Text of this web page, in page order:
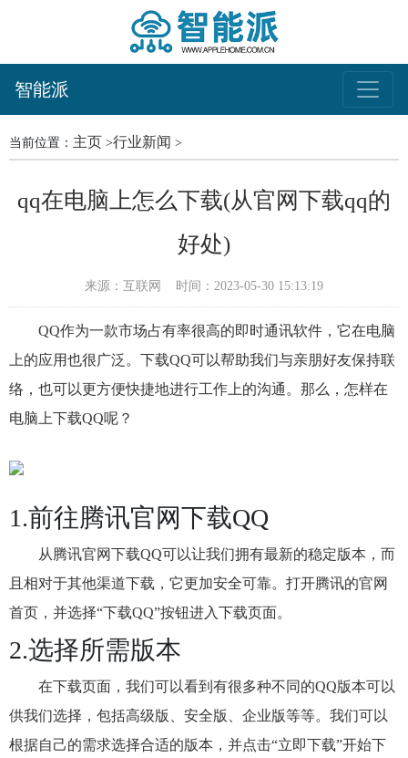
智能派
当前位置： 主页 >行业新闻 >
qq在电脑上怎么下载(从官网下载qq的
好处)
来源：互联网 时间：2023-05-30 15:13:19
QQ作为一款市场占有率很高的即时通讯软件，它在电脑
上的应用也很广泛。下载QQ可以帮助我们与亲朋好友保持联
络，也可以更方便快捷地进行工作上的沟通。那么，怎样在
电脑上下载QQ呢？
1.前往腾讯官网下载QQ
从腾讯官网下载QQ可以让我们拥有最新的稳定版本，而
且相对于其他渠道下载，它更加安全可靠。打开腾讯的官网
首页，并选择“下载QQ”按钮进入下载页面。
2.选择所需版本
在下载页面，我们可以看到有很多种不同的QQ版本可以
供我们选择，包括高级版、安全版、企业版等等。我们可以
根据自己的需求选择合适的版本，并点击“立即下载”开始下